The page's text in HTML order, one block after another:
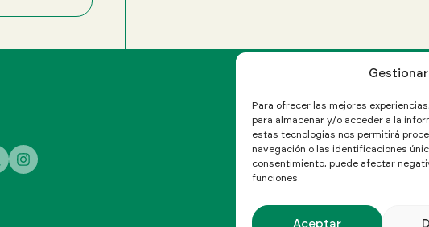
Para ofrecer las mejores
para almacenar y/o acceder a la
estas tecnologías nos permitirá
navegación o las identificaciones
consentimiento, puede afectar
funciones.
Aceptar